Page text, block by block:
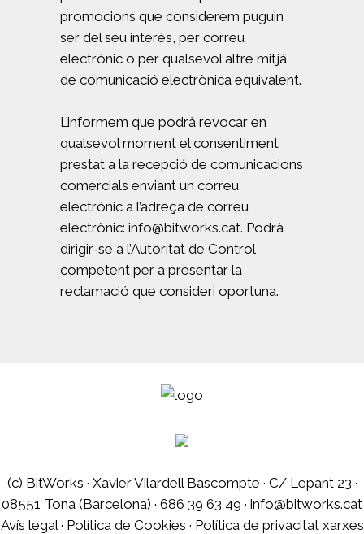
promocions que considerem puguin
ser del seu interès, per correu
electrònic o per qualsevol altre mitjà
de comunicació electrònica equivalent.
L’informem que podrà revocar en
qualsevol moment el consentiment
prestat a la recepció de comunicacions
comercials enviant un correu
electrònic a l’adreça de correu
electrònic: info@bitworks.cat. Podrà
dirigir-se a l’Autoritat de Control
competent per a presentar la
reclamació que consideri oportuna.
(c) BitWorks · Xavier Vilardell Bascompte · C/ Lepant 23 ·
08551 Tona (Barcelona) · 686 39 63 49 · info@bitworks.cat
Avís legal· Política de Cookies · Política de privacitat xarxes